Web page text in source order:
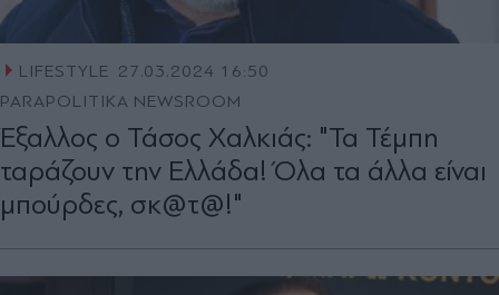
LIFESTYLE 27.03.2024 16:50
PARAPOLITIKA NEWSROOM
Έξαλλος ο Τάσος Χαλκιάς: "Τα Τέμπη
ταράζουν την Ελλάδα! Όλα τα άλλα είναι
μπούρδες, σκ@τ@!"